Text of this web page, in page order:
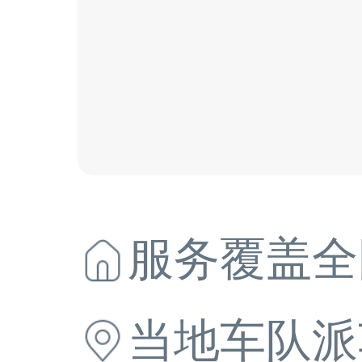
服务覆盖
当地车队